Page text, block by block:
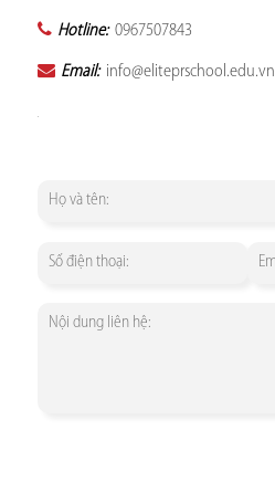
Hotline: 0967507843
Email: info@eliteprschool.edu.vn